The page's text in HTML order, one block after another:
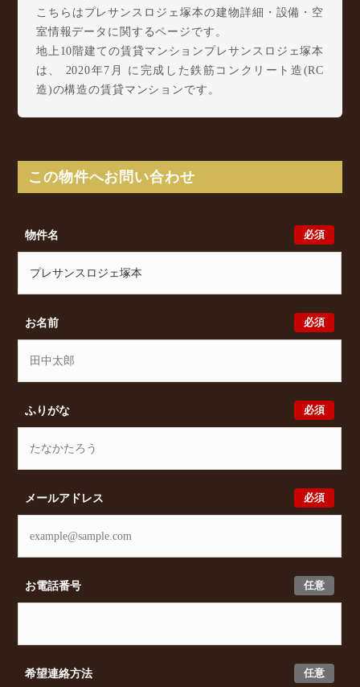
こちらはプレサンスロジェ塚本の建物詳細・設備・空
室情報データに関するページです。
地上10階建ての賃貸マンションプレサンスロジェ塚本
は、 2020年7月 に完成した鉄筋コンクリート造(RC
造)の構造の賃貸マンションです。
分 からアクセスが可能となっております。
プレサンスロジェ塚本の最新の空室状況のご確認をは
ョンをお探しでしたら、ぜひ大阪分譲賃貸Classicalま
でお気軽にお問い合わせください。大阪分譲賃貸
ンライン相談も受け付けております。また、希望の条
貸物件をご提案いたします。
この物件へお問い合わせ
必須
物件名
必須
お名前
必須
ふりがな
必須
メールアドレス
任意
お電話番号
任意
希望連絡方法